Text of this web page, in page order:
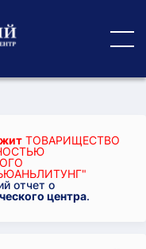
ТОВАРИЩЕСТВО
отчет о
центра.